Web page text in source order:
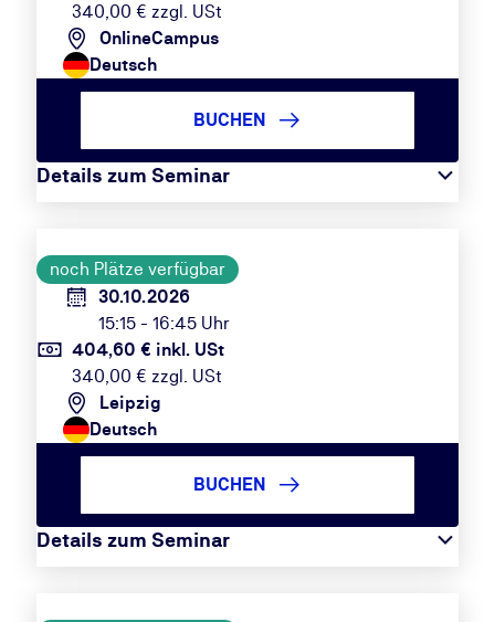
340,00 € zzgl. USt
OnlineCampus
Deutsch
Details zum Seminar
BUCHEN
noch Plätze verfügbar
30.10.2026
15:15 - 16:45 Uhr
404,60 € inkl. USt
340,00 € zzgl. USt
Leipzig
Deutsch
Details zum Seminar
BUCHEN